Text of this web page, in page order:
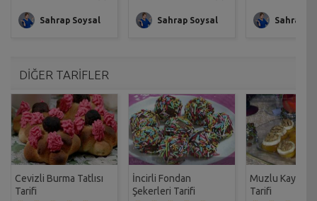
Sahrap Soysal Sahrap Soysal Sahrap
DİĞER TARİFLER
Cevizli Burma Tatlısı
Tarifi
İncirli Fondan
Şekerleri Tarifi
Muzlu Kayısı
Tarifi